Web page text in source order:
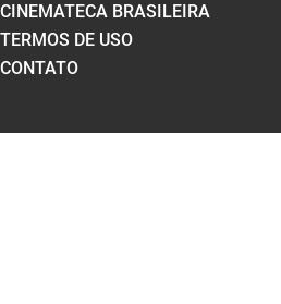
CINEMATECA BRASILEIRA
TERMOS DE USO
CONTATO